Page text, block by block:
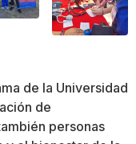
de la Universidad
de
personas